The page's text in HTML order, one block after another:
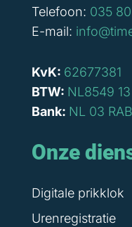
Telefoon: 035
E-mail:
KvK: 62677381
BTW: NL8549
Bank: NL 03
Onze
Digitale prikklok
Urenregistratie